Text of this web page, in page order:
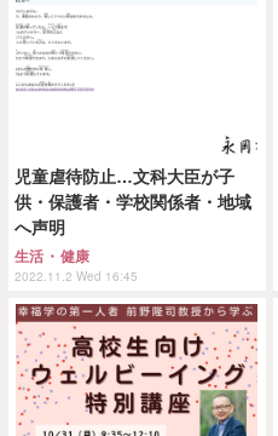
児童虐待防止…文科大臣が子
供・保護者・学校関係者・地域
へ声明
生活・健康
2022.11.2 Wed 16:45